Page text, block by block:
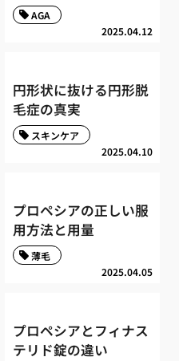
2025.04.12
AGA
円形状に抜ける円形脱
毛症の真実
2025.04.10
スキンケア
プロペシアの正しい服
用方法と用量
2025.04.05
薄毛
プロペシアとフィナス
テリド錠の違い